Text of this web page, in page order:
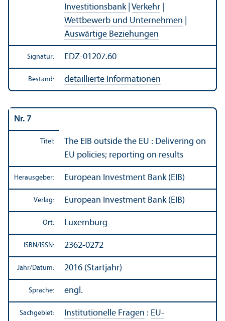
Investitions­bank| Verkehr
Wettbewerb und Unter­nehmen
Auswärtige Beziehungen
Signatur: EDZ-01207.60
Bestand: detaillierte Informationen
Nr. 7
Titel:
The EIB outside the EU : Delivering on
EU policies; reporting on results
Herausgeber: European Investment Bank (EIB)
Verlag: European Investment Bank (EIB)
Ort: Luxemburg
ISBN/ ISSN: 2362-0272
Jahr/Datum: 2016 (Startjahr)
Sprache: engl.
Sachgebiet: Institutionelle Fragen : EU-